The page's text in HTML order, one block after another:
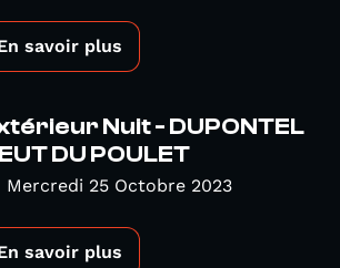
savoir plus
Nuit - DUPONTEL
DU POULET
Mercredi 25 Octobre 2023
savoir plus